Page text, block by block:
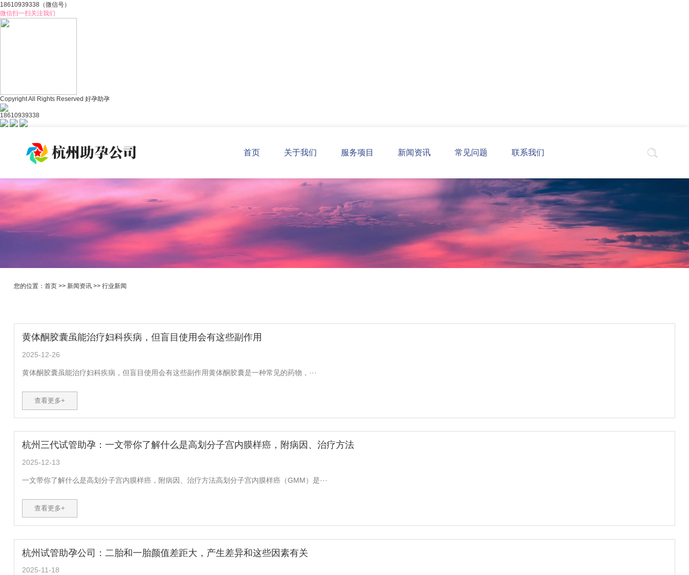
18610939338 （微信号）
微信扫一扫关注我们
Copyright All Rights Reserved 好孕助孕
18610939338
首页 关于我们 服务项目 新闻资讯 常见问题 联系我们
您的位置： 首页>> 新闻资讯>> 行业新闻
黄体酮胶囊虽能治疗妇科疾病，但盲目使用会有这些副作用
2025-12-26
黄体酮胶囊虽能治疗妇科疾病，但盲目使用会有这些副作用黄体酮胶囊是一种常见的药物，···
查看更多+
杭州三代试管助孕：一文带你了解什么是高划分子宫内膜样癌，附病因、治疗方法
2025-12-13
一文带你了解什么是高划分子宫内膜样癌，附病因、治疗方法高划分子宫内膜样癌（GMM）是···
查看更多+
杭州试管助孕公司：二胎和一胎颜值差距大，产生差异和这些因素有关
2025-11-18